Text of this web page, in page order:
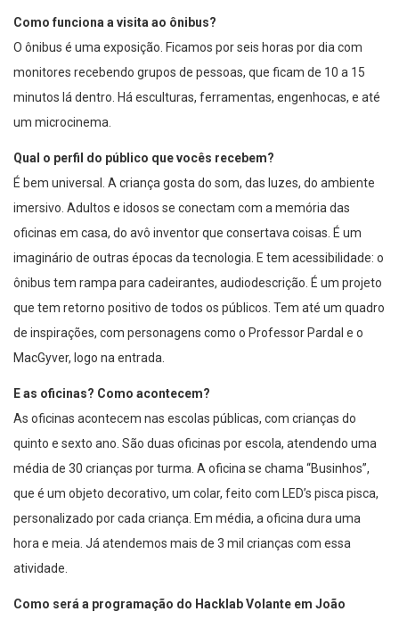
Como funciona a visita ao ônibus?
O ônibus é uma exposição. Ficamos por seis horas por dia com
monitores recebendo grupos de pessoas, que ficam de 10 a 15
minutos lá dentro. Há esculturas, ferramentas, engenhocas, e até
um microcinema.
Qual o perfil do público que vocês recebem?
É bem universal. A criança gosta do som, das luzes, do ambiente
imersivo. Adultos e idosos se conectam com a memória das
oficinas em casa, do avô inventor que consertava coisas. É um
imaginário de outras épocas da tecnologia. E tem acessibilidade: o
ônibus tem rampa para cadeirantes, audiodescrição. É um projeto
que tem retorno positivo de todos os públicos. Tem até um quadro
de inspirações, com personagens como o Professor Pardal e o
MacGyver, logo na entrada.
E as oficinas? Como acontecem?
As oficinas acontecem nas escolas públicas, com crianças do
quinto e sexto ano. São duas oficinas por escola, atendendo uma
média de 30 crianças por turma. A oficina se chama “Businhos”,
que é um objeto decorativo, um colar, feito com LED’s pisca pisca,
personalizado por cada criança. Em média, a oficina dura uma
hora e meia. Já atendemos mais de 3 mil crianças com essa
atividade.
Como será a programação do Hacklab Volante em João